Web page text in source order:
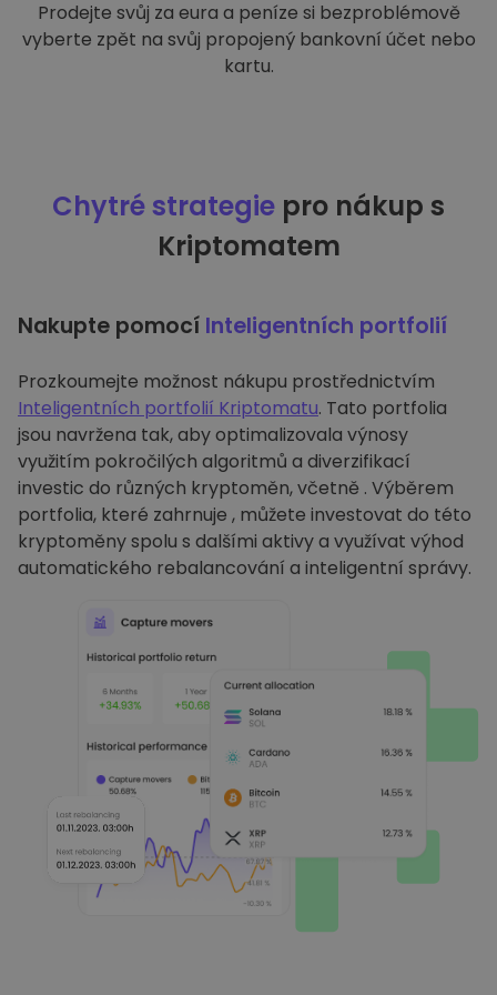
Prodejte svůj za eura a peníze si bezproblémově
vyberte zpět na svůj propojený bankovní účet nebo
kartu.
Chytré strategie pro nákup s
Kriptomatem
Nakupte pomocí Inteligentních portfolií
Prozkoumejte možnost nákupu prostřednictvím
Inteligentních portfolií Kriptomatu. Tato portfolia
jsou navržena tak, aby optimalizovala výnosy
využitím pokročilých algoritmů a diverzifikací
investic do různých kryptoměn, včetně . Výběrem
portfolia, které zahrnuje , můžete investovat do této
kryptoměny spolu s dalšími aktivy a využívat výhod
automatického rebalancování a inteligentní správy.